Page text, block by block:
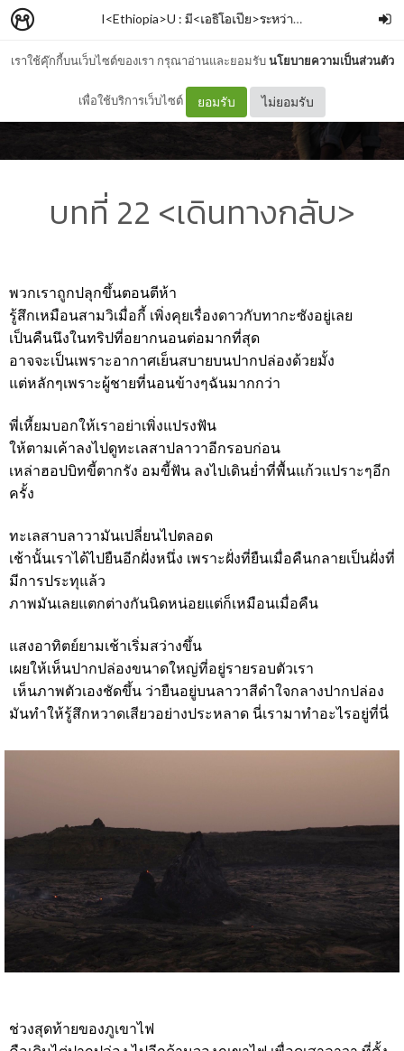
เราใช้คุ๊กกี้บนเว็บไซต์ของเรา กรุณาอ่านและยอมรับนโยบายความเป็นส่วนตัว
เพื่อใช้บริการเว็บไซต์ ยอมรับ ไม่ยอมรับ
I<Ethiopia>U : มี<เอธิโอเปีย>ระหว่างเรา Armmie
บทที่ 22 <เดินทางกลับ>
พวกเราถูกปลุกขึ้นตอนตีห้า
รู้สึกเหมือนสามวิเมื่อกี้ เพิ่งคุยเรื่องดาวกับทากะซังอยู่เลย
เป็นคืนนึงในทริปที่อยากนอนต่อมากที่สุด
อาจจะเป็นเพราะอากาศเย็นสบายบนปากปล่องด้วยมั้ง
แต่หลักๆเพราะผู้ชายที่นอนข้างๆฉันมากกว่า
พี่เหี้ยมบอกให้เราอย่าเพิ่งแปรงฟัน
ให้ตามเค้าลงไปดูทะเลสาปลาวาอีกรอบก่อน
เหล่าฮอปบิทขี้ตากรัง อมขี้ฟัน ลงไปเดินย่ำที่พื้นแก้วแปราะๆอีก
ครั้ง
ทะเลสาบลาวามันเปลี่ยนไปตลอด
เช้านั้นเราได้ไปยืนอีกฝั่งหนึ่ง เพราะฝั่งที่ยืนเมื่อคืนกลายเป็นฝั่งที่
มีการประทุแล้ว
ภาพมันเลยแตกต่างกันนิดหน่อยแต่ก็เหมือนเมื่อคืน
แสงอาทิตย์ยามเช้าเริ่มสว่างขึ้น
เผยให้เห็นปากปล่องขนาดใหญ่ที่อยู่รายรอบตัวเรา
เห็นภาพตัวเองชัดขึ้น ว่ายืนอยู่บนลาวาสีดำใจกลางปากปล่อง
มันทำให้รู้สึกหวาดเสียวอย่างประหลาด นี่เรามาทำอะไรอยู่ที่นี่
ช่วงสุดท้ายของภูเขาไฟ